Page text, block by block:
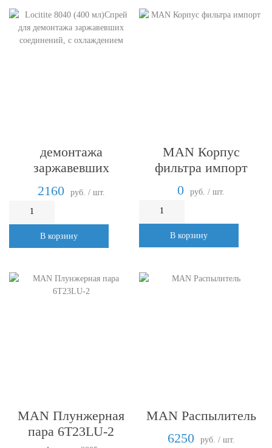
демонтажа
заржавевших
соединений, с
охлаждением
2160 руб. / шт.
В корзину
MAN Корпус
фильтра импорт
0
руб. / шт.
В корзину
MAN Плунжерная
пара 6T23LU-2
MAN Распылитель
6250
руб. / шт.